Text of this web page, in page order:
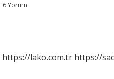
6 Yorum
https://lako.com.tr https://